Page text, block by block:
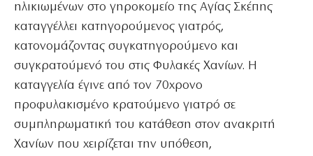
ηλικιωμένων στο γηροκομείο της Αγίας Σκέπης
καταγγέλλει κατηγορούμενος γιατρός,
κατονομάζοντας συγκατηγορούμενο και
συγκρατούμενό του στις Φυλακές Χανίων. Η
καταγγελία έγινε από τον 70χρονο
προφυλακισμένο κρατούμενο γιατρό σε
συμπληρωματική του κατάθεση στον ανακριτή
Χανίων που χειρίζεται την υπόθεση,